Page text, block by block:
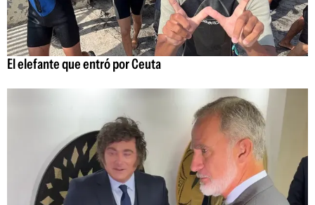
El elefante que entró por Ceuta